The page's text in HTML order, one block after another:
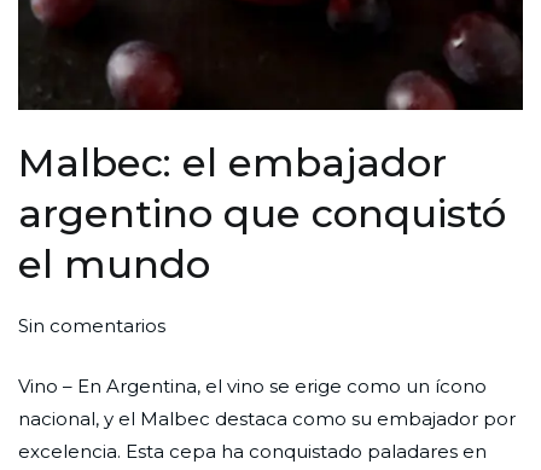
Malbec: el embajador
argentino que conquistó
el mundo
Por
Ciudad
Nueva
Publicada
31
de
octubre
Publicada
Cultura
Sin comentariosen
el
embajador
argentino
Vino – En Argentina, el vino se erige como un ícono
nacional, y el Malbec destaca como su embajador por
excelencia. Esta cepa ha conquistado paladares en